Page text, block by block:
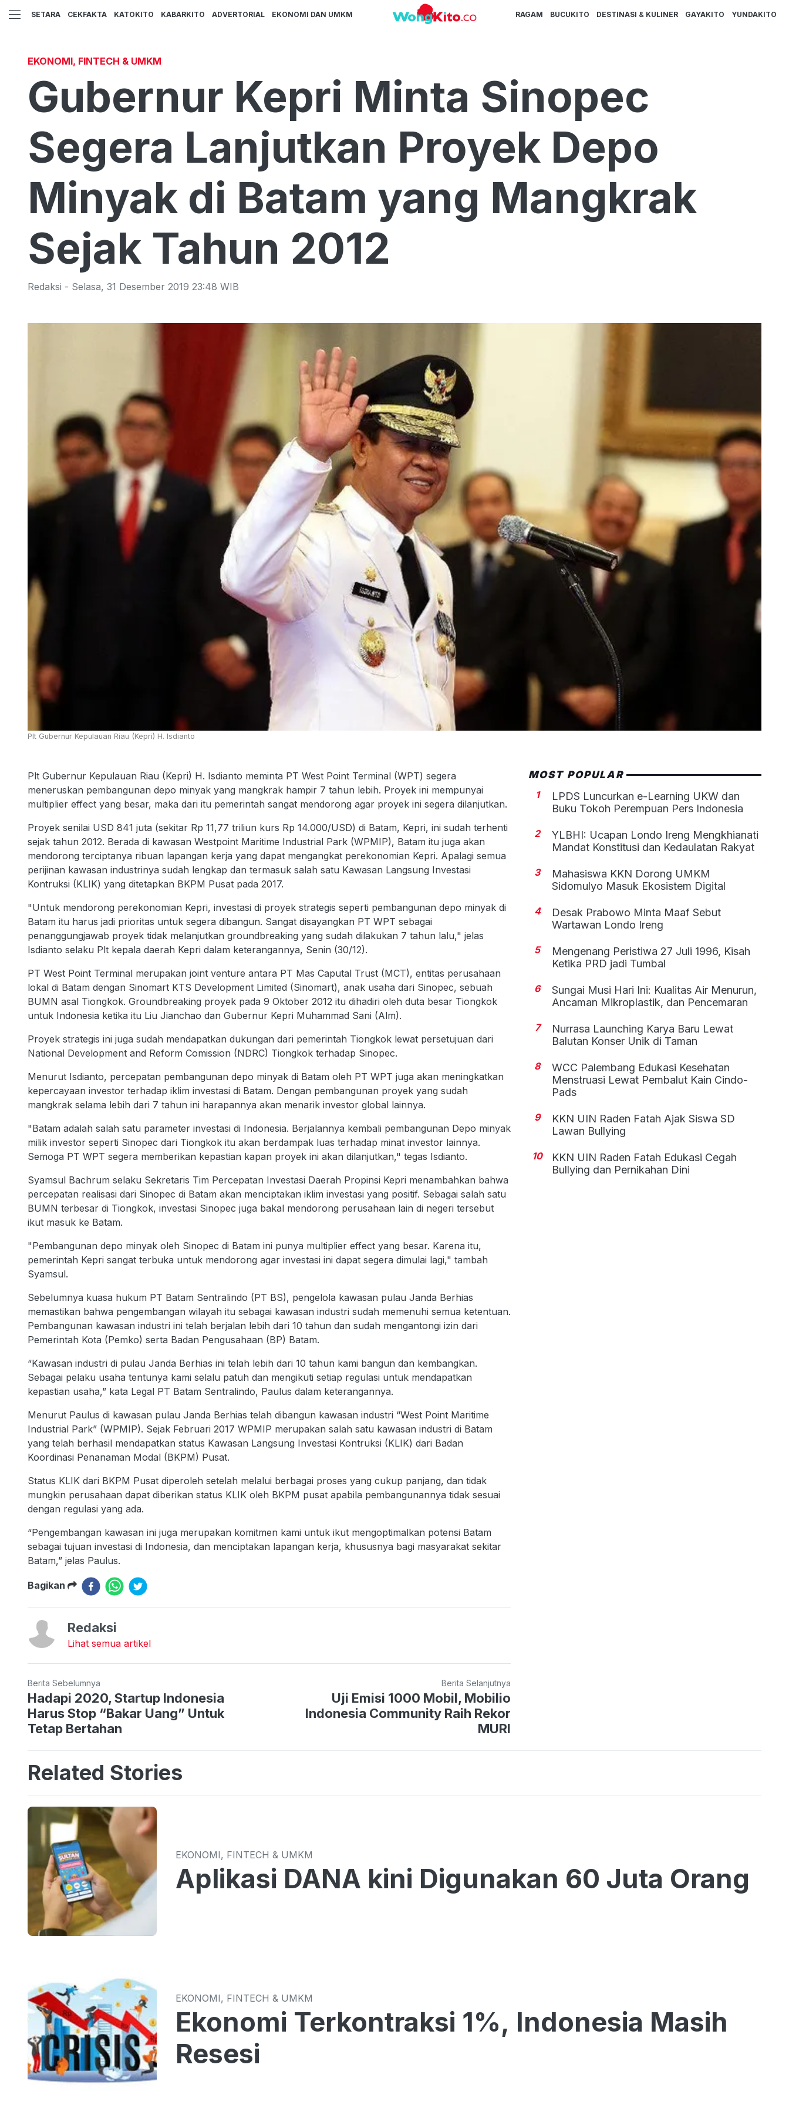
SETARA CEKFAKTA KATOKITO KABARKITO ADVERTORIAL EKONOMI DAN UMKM RAGAM BUCUKITO DESTINASI & KULINER GAYAKITO YUNDAKITO
EKONOMI, FINTECH & UMKM
Gubernur Kepri Minta Sinopec
Segera Lanjutkan Proyek Depo
Minyak di Batam yang Mangkrak
Sejak Tahun 2012
Redaksi - Selasa, 31 Desember 2019 23:48 WIB
Plt Gubernur Kepulauan Riau (Kepri) H. Isdianto
Plt Gubernur Kepulauan Riau (Kepri) H. Isdianto meminta PT West Point Terminal (WPT) segera
meneruskan pembangunan depo minyak yang mangkrak hampir 7 tahun lebih. Proyek ini mempunyai
multiplier effect yang besar, maka dari itu pemerintah sangat mendorong agar proyek ini segera dilanjutkan.
Proyek senilai USD 841 juta (sekitar Rp 11,77 triliun kurs Rp 14.000/USD) di Batam, Kepri, ini sudah terhenti
sejak tahun 2012. Berada di kawasan Westpoint Maritime Industrial Park (WPMIP), Batam itu juga akan
mendorong terciptanya ribuan lapangan kerja yang dapat mengangkat perekonomian Kepri. Apalagi semua
perijinan kawasan industrinya sudah lengkap dan termasuk salah satu Kawasan Langsung Investasi
Kontruksi (KLIK) yang ditetapkan BKPM Pusat pada 2017.
"Untuk mendorong perekonomian Kepri, investasi di proyek strategis seperti pembangunan depo minyak di
Batam itu harus jadi prioritas untuk segera dibangun. Sangat disayangkan PT WPT sebagai
penanggungjawab proyek tidak melanjutkan groundbreaking yang sudah dilakukan 7 tahun lalu," jelas
Isdianto selaku Plt kepala daerah Kepri dalam keterangannya, Senin (30/12).
PT West Point Terminal merupakan joint venture antara PT Mas Caputal Trust (MCT), entitas perusahaan
lokal di Batam dengan Sinomart KTS Development Limited (Sinomart), anak usaha dari Sinopec, sebuah
BUMN asal Tiongkok. Groundbreaking proyek pada 9 Oktober 2012 itu dihadiri oleh duta besar Tiongkok
untuk Indonesia ketika itu Liu Jianchao dan Gubernur Kepri Muhammad Sani (Alm).
Proyek strategis ini juga sudah mendapatkan dukungan dari pemerintah Tiongkok lewat persetujuan dari
National Development and Reform Comission (NDRC) Tiongkok terhadap Sinopec.
Menurut Isdianto, percepatan pembangunan depo minyak di Batam oleh PT WPT juga akan meningkatkan
kepercayaan investor terhadap iklim investasi di Batam. Dengan pembangunan proyek yang sudah
mangkrak selama lebih dari 7 tahun ini harapannya akan menarik investor global lainnya.
"Batam adalah salah satu parameter investasi di Indonesia. Berjalannya kembali pembangunan Depo minyak
milik investor seperti Sinopec dari Tiongkok itu akan berdampak luas terhadap minat investor lainnya.
Semoga PT WPT segera memberikan kepastian kapan proyek ini akan dilanjutkan," tegas Isdianto.
Syamsul Bachrum selaku Sekretaris Tim Percepatan Investasi Daerah Propinsi Kepri menambahkan bahwa
percepatan realisasi dari Sinopec di Batam akan menciptakan iklim investasi yang positif. Sebagai salah satu
BUMN terbesar di Tiongkok, investasi Sinopec juga bakal mendorong perusahaan lain di negeri tersebut
ikut masuk ke Batam.
"Pembangunan depo minyak oleh Sinopec di Batam ini punya multiplier effect yang besar. Karena itu,
pemerintah Kepri sangat terbuka untuk mendorong agar investasi ini dapat segera dimulai lagi," tambah
Syamsul.
Sebelumnya kuasa hukum PT Batam Sentralindo (PT BS), pengelola kawasan pulau Janda Berhias
memastikan bahwa pengembangan wilayah itu sebagai kawasan industri sudah memenuhi semua ketentuan.
Pembangunan kawasan industri ini telah berjalan lebih dari 10 tahun dan sudah mengantongi izin dari
Pemerintah Kota (Pemko) serta Badan Pengusahaan (BP) Batam.
“Kawasan industri di pulau Janda Berhias ini telah lebih dari 10 tahun kami bangun dan kembangkan.
Sebagai pelaku usaha tentunya kami selalu patuh dan mengikuti setiap regulasi untuk mendapatkan
kepastian usaha,” kata Legal PT Batam Sentralindo, Paulus dalam keterangannya.
Menurut Paulus di kawasan pulau Janda Berhias telah dibangun kawasan industri “West Point Maritime
Industrial Park” (WPMIP). Sejak Februari 2017 WPMIP merupakan salah satu kawasan industri di Batam
yang telah berhasil mendapatkan status Kawasan Langsung Investasi Kontruksi (KLIK) dari Badan
Koordinasi Penanaman Modal (BKPM) Pusat.
Status KLIK dari BKPM Pusat diperoleh setelah melalui berbagai proses yang cukup panjang, dan tidak
mungkin perusahaan dapat diberikan status KLIK oleh BKPM pusat apabila pembangunannya tidak sesuai
dengan regulasi yang ada.
“Pengembangan kawasan ini juga merupakan komitmen kami untuk ikut mengoptimalkan potensi Batam
sebagai tujuan investasi di Indonesia, dan menciptakan lapangan kerja, khususnya bagi masyarakat sekitar
Batam,” jelas Paulus.
Bagikan
Redaksi
Lihat semua artikel
Berita Sebelumnya
Hadapi 2020, Startup Indonesia
Harus Stop “Bakar Uang” Untuk
Tetap Bertahan
Berita Selanjutnya
Uji Emisi 1000 Mobil, Mobilio
Indonesia Community Raih Rekor
MURI
MOST POPULAR
1
LPDS Luncurkan e-Learning UKW dan
Buku Tokoh Perempuan Pers Indonesia
2
YLBHI: Ucapan Londo Ireng Mengkhianati
Mandat Konstitusi dan Kedaulatan Rakyat
3
Mahasiswa KKN Dorong UMKM
Sidomulyo Masuk Ekosistem Digital
4
Desak Prabowo Minta Maaf Sebut
Wartawan Londo Ireng
5
Mengenang Peristiwa 27 Juli 1996, Kisah
Ketika PRD jadi Tumbal
6
Sungai Musi Hari Ini: Kualitas Air Menurun,
Ancaman Mikroplastik, dan Pencemaran
7
Nurrasa Launching Karya Baru Lewat
Balutan Konser Unik di Taman
8
WCC Palembang Edukasi Kesehatan
Menstruasi Lewat Pembalut Kain Cindo-
Pads
9
KKN UIN Raden Fatah Ajak Siswa SD
Lawan Bullying
10
KKN UIN Raden Fatah Edukasi Cegah
Bullying dan Pernikahan Dini
Related Stories
EKONOMI, FINTECH & UMKM
Aplikasi DANA kini Digunakan 60 Juta Orang
EKONOMI, FINTECH & UMKM
Ekonomi Terkontraksi 1%, Indonesia Masih
Resesi